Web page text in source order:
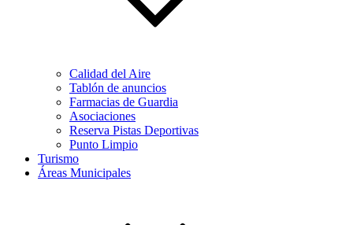
Calidad del Aire
Tablón de anuncios
Farmacias de Guardia
Asociaciones
Reserva Pistas Deportivas
Punto Limpio
Turismo
Áreas Municipales